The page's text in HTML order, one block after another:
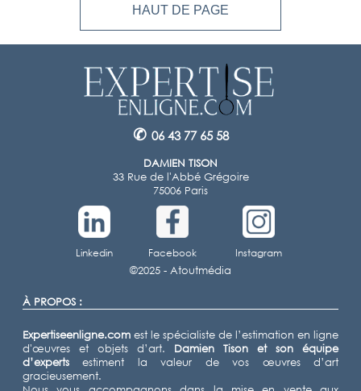
HAUT DE PAGE
✆ 06 43 77 65 58
DAMIEN TISON
33 Rue de l'Abbé Grégoire
75006 Paris
Linkedin Facebook
Instagram
©2025 - Atoutmédia
À PROPOS :
Expertiseenligne.com est le spécialiste de l’estimation en ligne
d'œuvres et objets d’art. Damien Tison
et son équipe
d’experts estiment la valeur de vos œuvres d’art
gracieusement.